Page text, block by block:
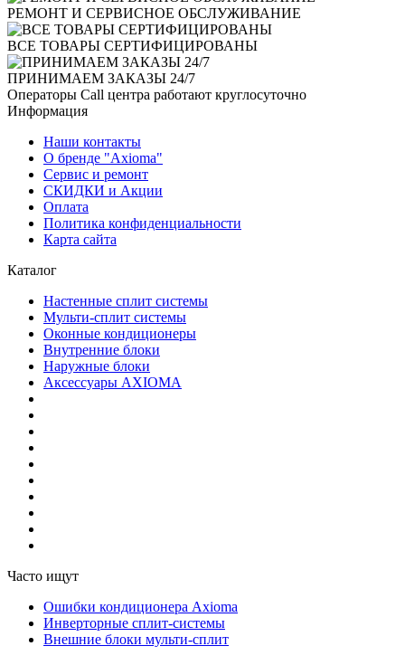
РЕМОНТ И СЕРВИСНОЕ ОБСЛУЖИВАНИЕ
ВСЕ ТОВАРЫ СЕРТИФИЦИРОВАНЫ
ПРИНИМАЕМ ЗАКАЗЫ 24/7
Операторы Call центра работают круглосуточно
Информация
Наши контакты
О бренде "Axioma"
Сервис и ремонт
СКИДКИ и Акции
Оплата
Политика конфиденциальности
Карта сайта
Каталог
Настенные сплит системы
Мульти-сплит системы
Оконные кондиционеры
Внутренние блоки
Наружные блоки
Аксессуары AXIOMA
Часто ищут
Ошибки кондиционера Axioma
Инверторные сплит-системы
Внешние блоки мульти-сплит